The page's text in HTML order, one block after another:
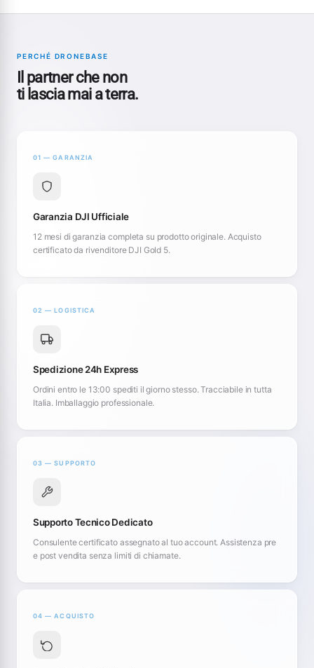
PERCHÉ DRONEBASE
Il partner che non
ti lascia mai a terra.
01 — GARANZIA
Garanzia DJI Ufficiale
12 mesi di garanzia completa su prodotto originale. Acquisto
certificato da rivenditore DJI Gold 5.
02 — LOGISTICA
Spedizione 24h Express
Ordini entro le 13:00 spediti il giorno stesso. Tracciabile in tutta
Italia. Imballaggio professionale.
03 — SUPPORTO
Supporto Tecnico Dedicato
Consulente certificato assegnato al tuo account. Assistenza pre
e post vendita senza limiti di chiamate.
04 — ACQUISTO